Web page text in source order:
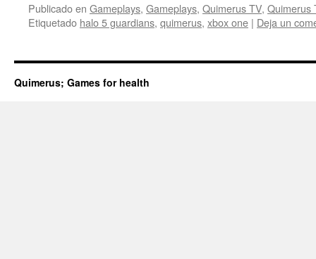
Publicado en Gameplays, Gameplays, Quimerus TV, Quimerus
Etiquetado halo 5 guardians, quimerus, xbox one | Deja un
Quimerus; Games for health